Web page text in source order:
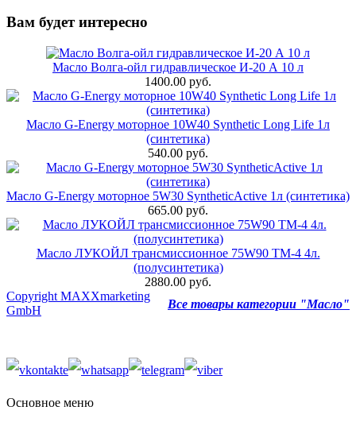
Вам будет интересно
Масло Волга-ойл гидравлическое И-20 А 10 л
1400.00 руб.
Масло G-Energy моторное 10W40 Synthetic Long Life 1л
(синтетика)
540.00 руб.
Масло G-Energy моторное 5W30 SyntheticActive 1л (синтетика)
665.00 руб.
Масло ЛУКОЙЛ трансмиссионное 75W90 ТМ-4 4л.
(полусинтетика)
2880.00 руб.
Все товары категории "Масло"
Copyright MAXXmarketing
GmbH
Основное меню